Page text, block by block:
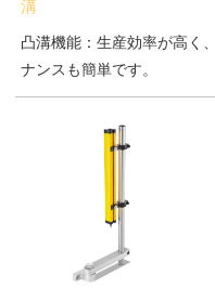
溝
凸溝機能：生産効率が高く
ナンスも簡単です。